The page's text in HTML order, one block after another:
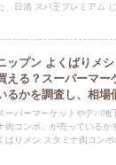
、日清 スパ王プレミアム
ップン よくばりメ
える？スーパーマー
るかを調査し、相場
ーパーマーケットやデパ地
肉コンボ」が売っているか
くばりメシ スタミナ肉コン